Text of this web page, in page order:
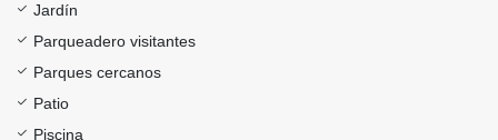
Jardín
Parqueadero visitantes
Parques cercanos
Patio
Piscina